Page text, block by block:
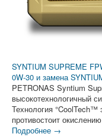
SYNTIUM SUPREME
0W-30 и замена
PETRONAS Syntium
высокотехнологичный
Технология °CoolTech™
противостоит
Подробнее →